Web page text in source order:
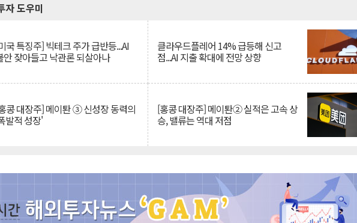
자 도우미
국 특징주] 빅테크 주가 급반등...AI
안 잦아들고 낙관론 되살아나
클라우드플레어 14% 급등해 신고
점...AI 지출 확대에 전망 상향
콩 대장주] 메이퇀 ③ 신성장 동력의
발적 성장'
[홍콩 대장주] 메이퇀② 실적은 고속 상
승, 밸류는 역대 저점